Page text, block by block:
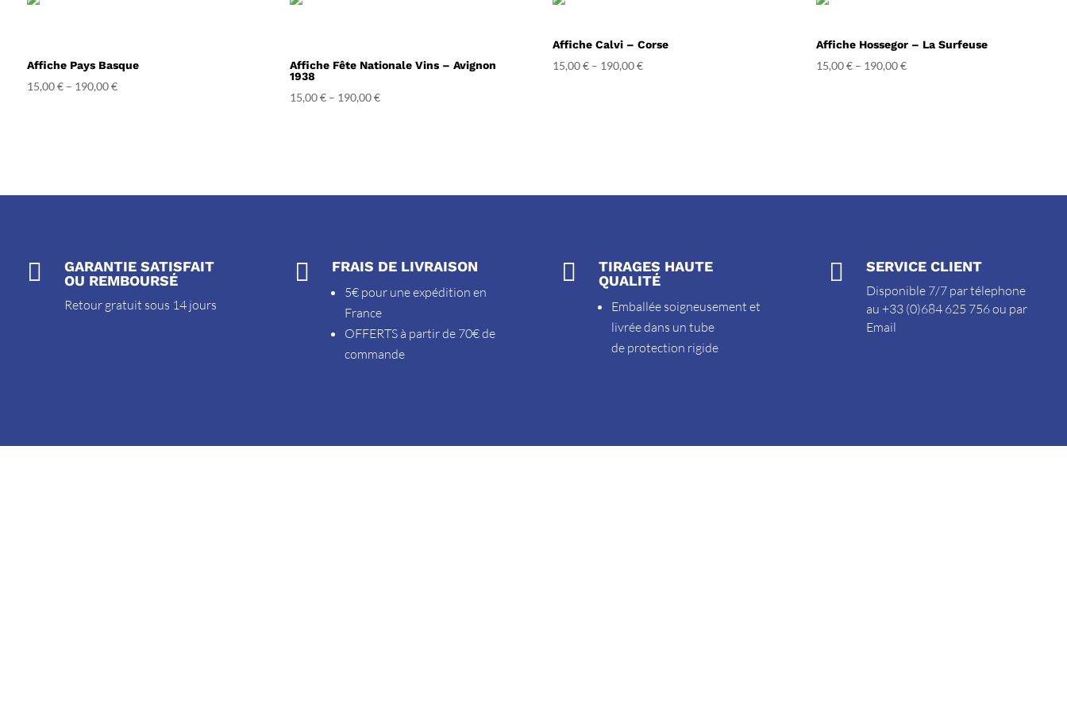
Affiche Pays Basque
15,00€– 190,00€
Affiche Fête Nationale Vins – Avignon
1938
15,00€– 190,00€
Affiche Calvi – Corse
15,00€ – 190,00€
Affiche Hossegor – La Surfeuse
15,00€– 190,00€

GARANTIE SATISFAIT
OU REMBOURSÉ
Retour gratuit sous 14 jours
 FRAIS DE LIVRAISON
5€ pour une expédition en
France
OFFERTS à partir de 70€ de
commande

TIRAGES HAUTE
QUALITÉ
Emballée soigneusement et
livrée dans un tube
de protection rigide
 SERVICE CLIENT
Disponible 7/7 par télephone
au +33 (0)684 625 756 ou par
Email